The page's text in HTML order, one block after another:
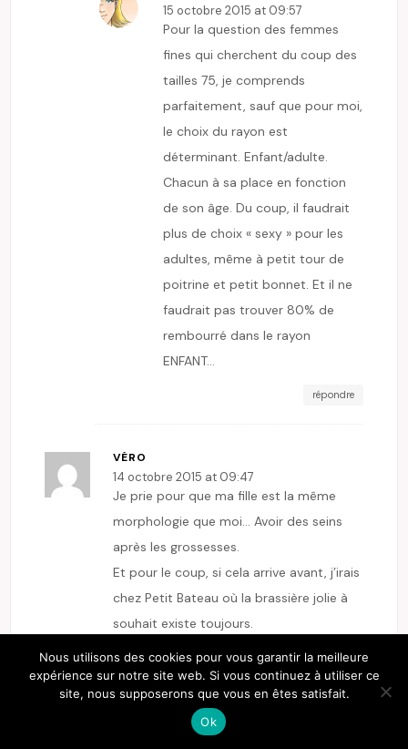
15 octobre 2015 at 09:57
Pour la question des femmes
fines qui cherchent du coup des
tailles 75, je comprends
parfaitement, sauf que pour moi,
le choix du rayon est
déterminant. Enfant/adulte.
Chacun à sa place en fonction
de son âge. Du coup, il faudrait
plus de choix « sexy » pour les
adultes, même à petit tour de
poitrine et petit bonnet. Et il ne
faudrait pas trouver 80% de
rembourré dans le rayon
ENFANT…
répondre
VÉRO
14 octobre 2015 at 09:47
Je prie pour que ma fille est la même
morphologie que moi… Avoir des seins
après les grossesses.
Et pour le coup, si cela arrive avant, j’irais
chez Petit Bateau où la brassière jolie à
souhait existe toujours.
répondre
E-ZABEL
15 octobre 2015 at 09:57
Nous utilisons des cookies pour vous garantir la meilleure
expérience sur notre site web. Si vous continuez à utiliser ce
site, nous supposerons que vous en êtes satisfait.
Ok